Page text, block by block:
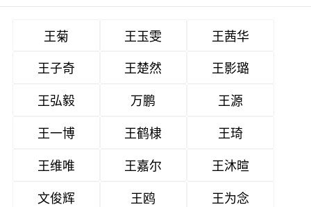
王菊 王玉雯
王茜华
王子奇
王楚然
王影璐
王弘毅
万鹏
王源
王一博
王鹤棣
王琦
王维唯
王嘉尔
王沐暄
文俊辉
王鸥
王为念